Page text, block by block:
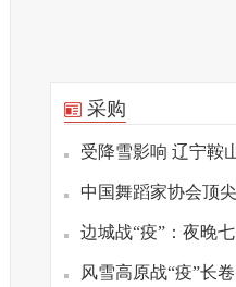
采购
受降雪影响 辽宁鞍山一
中国舞蹈家协会顶尖教师巡
边城战“疫”：夜晚
风雪高原战“疫”长卷 寒潮